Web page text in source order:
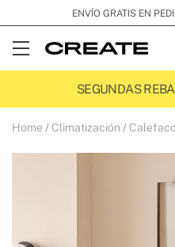
ENVÍO GRATIS EN
Open
Menu
SEGUNDAS
Home Climatización